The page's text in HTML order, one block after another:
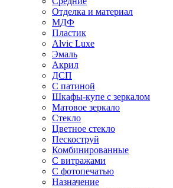
Отделка и материал
МДФ
Пластик
Alvic Luxe
Эмаль
Акрил
ДСП
С патиной
Шкафы-купе с зеркалом
Матовое зеркало
Стекло
Цветное стекло
Пескоструй
Комбинированные
С витражами
С фотопечатью
Назначение